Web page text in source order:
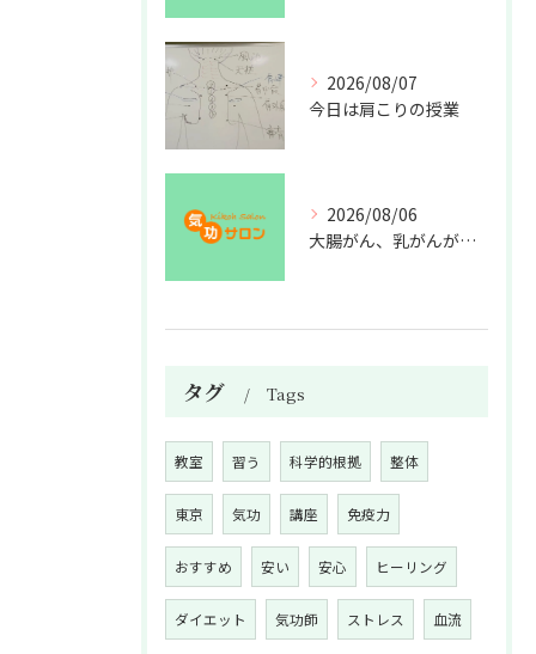
2026/08/07
今日は肩こりの授業
2026/08/06
大腸がん、乳がんが増えた理由
タグ Tags
教室 習う 科学的根拠 整体
東京 気功 講座 免疫力
おすすめ 安い 安心 ヒーリング
ダイエット 気功師 ストレス 血流